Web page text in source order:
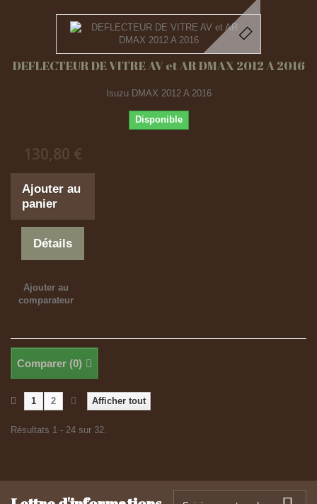
DEFLECTEUR DE VITRE AV et AR DMAX 2012 A 2016
Isuzu DMAX 2012 A 2016
Disponible
130,80 €
Ajouter au
panier
Détails
Ajouter au
comparateur
Comparer (0)
Afficher tout
1 2
Résultats 1 - 24 sur 32.